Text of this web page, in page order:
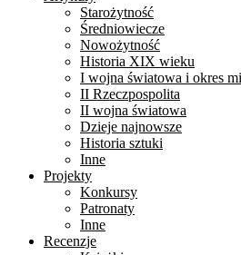
Starożytność
Średniowiecze
Nowożytność
Historia XIX wieku
I wojna światowa i okres
II Rzeczpospolita
II wojna światowa
Dzieje najnowsze
Historia sztuki
Inne
Projekty
Konkursy
Patronaty
Inne
Recenzje